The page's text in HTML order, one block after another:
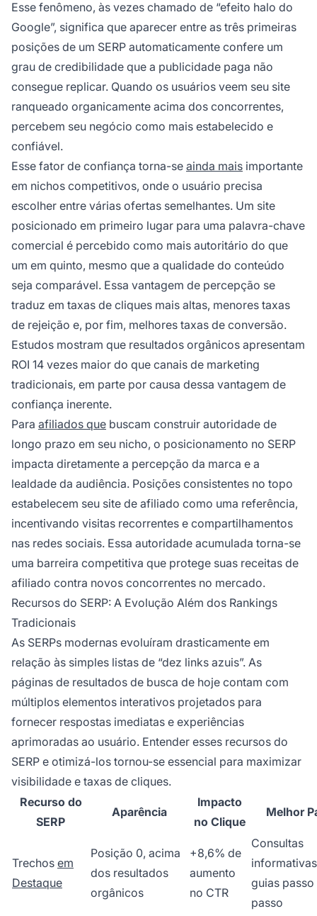
Esse fenômeno, às vezes chamado de “efeito halo do
Google”, significa que aparecer entre as três primeiras
posições de um SERP automaticamente confere um
grau de credibilidade que a publicidade paga não
consegue replicar. Quando os usuários veem seu site
ranqueado organicamente acima dos concorrentes,
percebem seu negócio como mais estabelecido e
confiável.
Esse fator de confiança torna-se ainda mais importante
em nichos competitivos, onde o usuário precisa
escolher entre várias ofertas semelhantes. Um site
posicionado em primeiro lugar para uma palavra-chave
comercial é percebido como mais autoritário do que
um em quinto, mesmo que a qualidade do conteúdo
seja comparável. Essa vantagem de percepção se
traduz em taxas de cliques mais altas, menores taxas
de rejeição e, por fim, melhores taxas de conversão.
Estudos mostram que resultados orgânicos apresentam
ROI 14 vezes maior do que canais de marketing
tradicionais, em parte por causa dessa vantagem de
confiança inerente.
Para afiliados que buscam construir autoridade de
longo prazo em seu nicho, o posicionamento no SERP
impacta diretamente a percepção da marca e a
lealdade da audiência. Posições consistentes no topo
estabelecem seu site de afiliado como uma referência,
incentivando visitas recorrentes e compartilhamentos
nas redes sociais. Essa autoridade acumulada torna-se
uma barreira competitiva que protege suas receitas de
afiliado contra novos concorrentes no mercado.
Recursos do SERP: A Evolução Além dos Rankings
Tradicionais
As SERPs modernas evoluíram drasticamente em
relação às simples listas de “dez links azuis”. As
páginas de resultados de busca de hoje contam com
múltiplos elementos interativos projetados para
fornecer respostas imediatas e experiências
aprimoradas ao usuário. Entender esses recursos do
SERP e otimizá-los tornou-se essencial para maximizar
visibilidade e taxas de cliques.
Recurso do
SERP
Aparência
Impacto
no Clique
Melhor
Trechos em
Destaque
Posição 0, acima
dos resultados
orgânicos
+8,6% de
aumento
no CTR
Consultas
guias passo
passo